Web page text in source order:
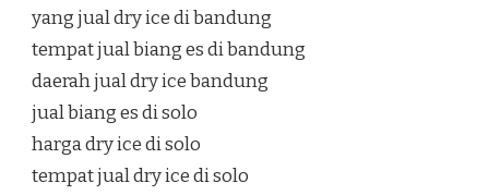
yang jual dry ice di bandung
tempat jual biang es di bandung
daerah jual dry ice bandung
jual biang es di solo
harga dry ice di solo
tempat jual dry ice di solo